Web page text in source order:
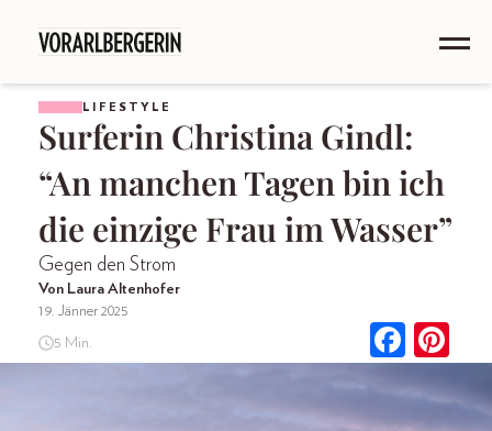
LIFESTYLE
Surferin Christina Gindl:
“An manchen Tagen bin ich
die einzige Frau im Wasser”
Gegen den Strom
Von Laura Altenhofer
19. Jänner 2025
5 Min.